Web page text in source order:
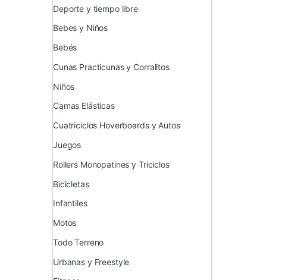
Deporte y tiempo libre
Bebes y Niños
Bebés
Cunas Practicunas y Corralitos
Niños
Camas Elásticas
Cuatriciclos Hoverboards y Autos
Juegos
Rollers Monopatines y Triciclos
Bicicletas
Infantiles
Motos
Todo Terreno
Urbanas y Freestyle